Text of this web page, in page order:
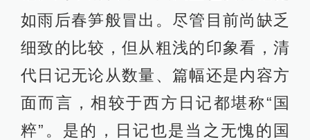
如雨后春笋般冒出。尽管目前尚缺乏
细致的比较，但从粗浅的印象看，清
代日记无论从数量、篇幅还是内容方
面而言，相较于西方日记都堪称“国
粹”。是的，日记也是当之无愧的国